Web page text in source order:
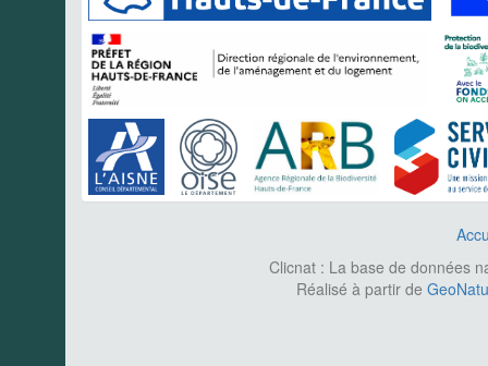
Clicnat : La base de données
Réalisé à partir de